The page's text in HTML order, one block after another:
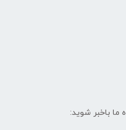
باخبر شوید: